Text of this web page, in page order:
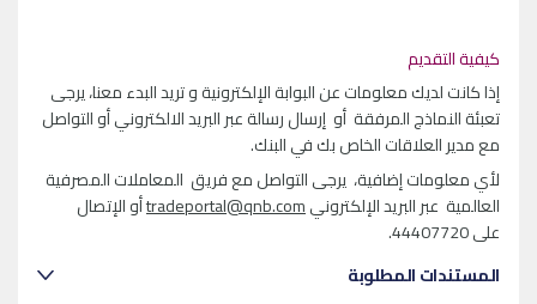
كيفية التقديم
إذا كانت لديك معلومات عن البوابة الإلكترونية و تريد البدء معنا، يرجى
تعبئة النماذج المرفقة أو إرسال رسالة عبر البريد الالكتروني أو التواصل
مع مدير العلاقات الخاص بك في البنك.
لأي معلومات إضافية، يرجى التواصل مع فريق المعاملات المصرفية
العالمية عبر البريد الإلكترونيtradeportal@qnb.comأو الإتصال
على 44407720.
المستندات المطلوبة